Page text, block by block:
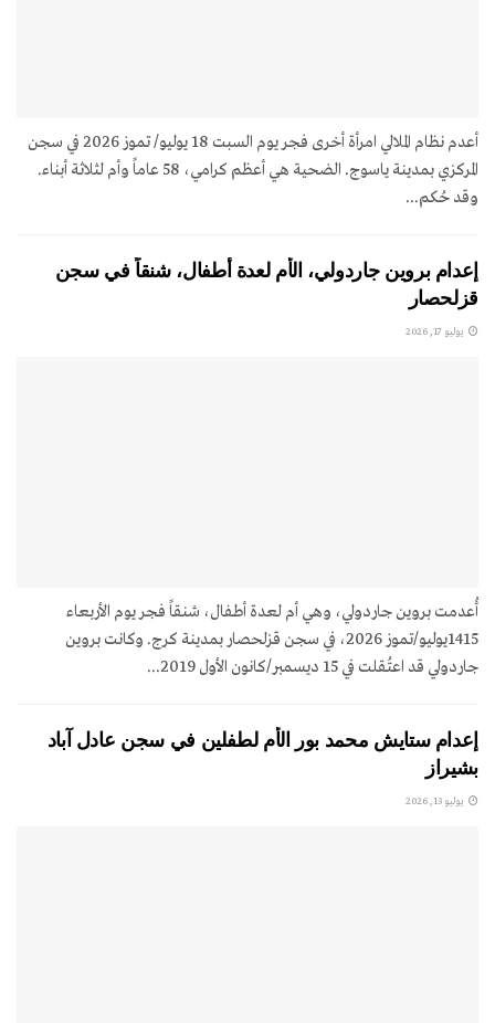
أعدم نظام الملالي امرأة أخرى فجر يوم السبت 18 يوليو/ تموز 2026 في سجن
المركزي بمدينة ياسوج. الضحية هي أعظم كرامي، 58 عاماً وأم لثلاثة أبناء.
وقد حُكم...
إعدام بروين جاردولي، الأم لعدة أطفال، شنقاً في سجن
قزلحصار
يوليو 17, 2026
أُعدمت بروين جاردولي، وهي أم لعدة أطفال، شنقاً فجر يوم الأربعاء
1415يوليو/تموز 2026، في سجن قزلحصار بمدينة كرج. وكانت بروين
جاردولي قد اعتُقلت في 15 ديسمبر/كانون الأول 2019...
إعدام ستايش محمد بور الأم لطفلين في سجن عادل آباد
بشيراز
يوليو 13, 2026